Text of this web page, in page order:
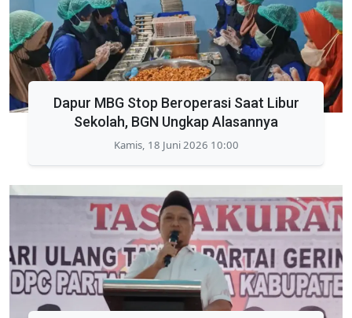
Dapur MBG Stop Beroperasi Saat Libur
Sekolah, BGN Ungkap Alasannya
Kamis, 18 Juni 2026 10:00